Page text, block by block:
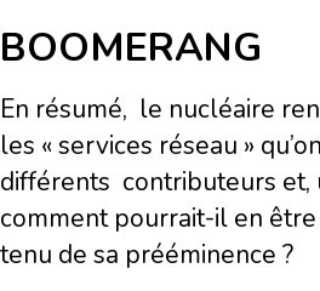
BOOMERANG
En résumé, le nucléaire
les « services réseau »
différents contributeurs et,
comment pourrait-il en
tenu de sa prééminence ?